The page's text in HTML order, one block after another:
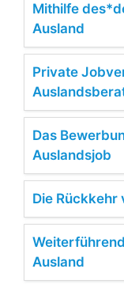
Mithilfe
Ausland
Private
Das
Auslandsjob
Die Rückkehr
Ausland